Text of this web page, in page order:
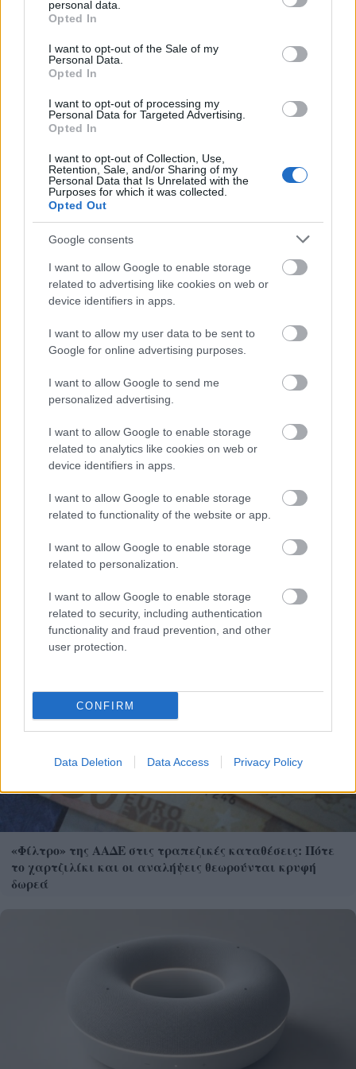
grant or deny consent to Google and its third-party tags to
use your data for below specified purposes in below Google
consent section.
personal data.
Opted In
I want to opt-out of the Sale of my
Personal Data.
Opted In
I want to opt-out of processing my
Personal Data for Targeted Advertising.
Opted In
I want to opt-out of Collection, Use,
Retention, Sale, and/or Sharing of my
Personal Data that Is Unrelated with the
Purposes for which it was collected.
Opted Out
Google consents
I want to allow Google to enable storage
related to advertising like cookies on web or
device identifiers in apps.
I want to allow my user data to be sent to
Google for online advertising purposes.
I want to allow Google to send me
personalized advertising.
I want to allow Google to enable storage
related to analytics like cookies on web or
device identifiers in apps.
I want to allow Google to enable storage
related to functionality of the website or app.
I want to allow Google to enable storage
related to personalization.
I want to allow Google to enable storage
related to security, including authentication
functionality and fraud prevention, and other
user protection.
CONFIRM
Data Deletion Data Access Privacy Policy
Διανομή τροφής για αδέσποτα από τον Δήμο Πατρέων
«Φίλτρο» της ΑΑΔΕ στις τραπεζικές καταθέσεις: Πότε
το χαρτζιλίκι και οι αναλήψεις θεωρούνται κρυφή
δωρεά